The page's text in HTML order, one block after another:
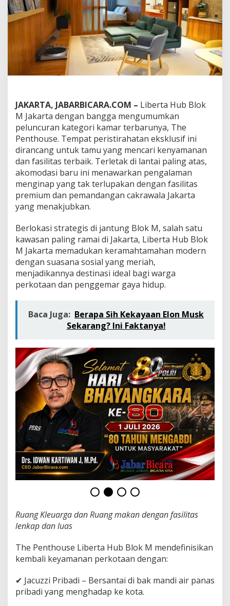
J
k
a
r
t
a
M
u
n
c
u
r
k
a
P
e
n
u
s
e
M
e
w
a
e
n
n
J
a
c
u
z
b
a
d
i
&
e
m
d
a
a
n
JAKARTA, JABARBICARA.COM – Liberta Hub Blok
M Jakarta dengan bangga mengumumkan
peluncuran kategori kamar terbarunya, The
Penthouse. Tempat peristirahatan eksklusif ini
dirancang untuk tamu yang mencari kenyamanan
dan fasilitas terbaik. Terletak di lantai paling atas,
akomodasi baru ini menawarkan pengalaman
menginap yang tak terlupakan dengan fasilitas
premium dan pemandangan cakrawala Jakarta
yang menakjubkan.
Berlokasi strategis di jantung Blok M, salah satu
kawasan paling ramai di Jakarta, Liberta Hub Blok
M Jakarta memadukan keramahtamahan modern
dengan suasana sosial yang meriah,
menjadikannya destinasi ideal bagi warga
perkotaan dan penggemar gaya hidup.
Baca Juga: Berapa Sih Kekayaan Elon Musk
Sekarang? Ini Faktanya!
Ruang Kleuarga dan Ruang makan dengan fasilitas
lenkap dan luas
The Penthouse Liberta Hub Blok M mendefinisikan
kembali keyamanan perkotaan dengan:
✔ Jacuzzi Pribadi – Bersantai di bak mandi air panas
pribadi yang menghadap ke kota.